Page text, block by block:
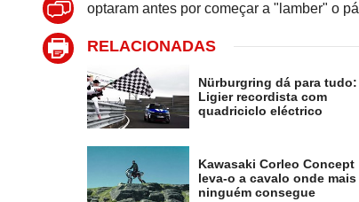
optaram antes por começar a "lamber" o
RELACIONADAS
Nürburgring dá para tudo:
Ligier recordista com
quadriciclo eléctrico
Kawasaki Corleo Concept
leva-o a cavalo onde mais
ninguém consegue